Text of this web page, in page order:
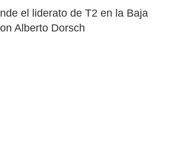
el liderato de T2 en la Baja
Alberto Dorsch